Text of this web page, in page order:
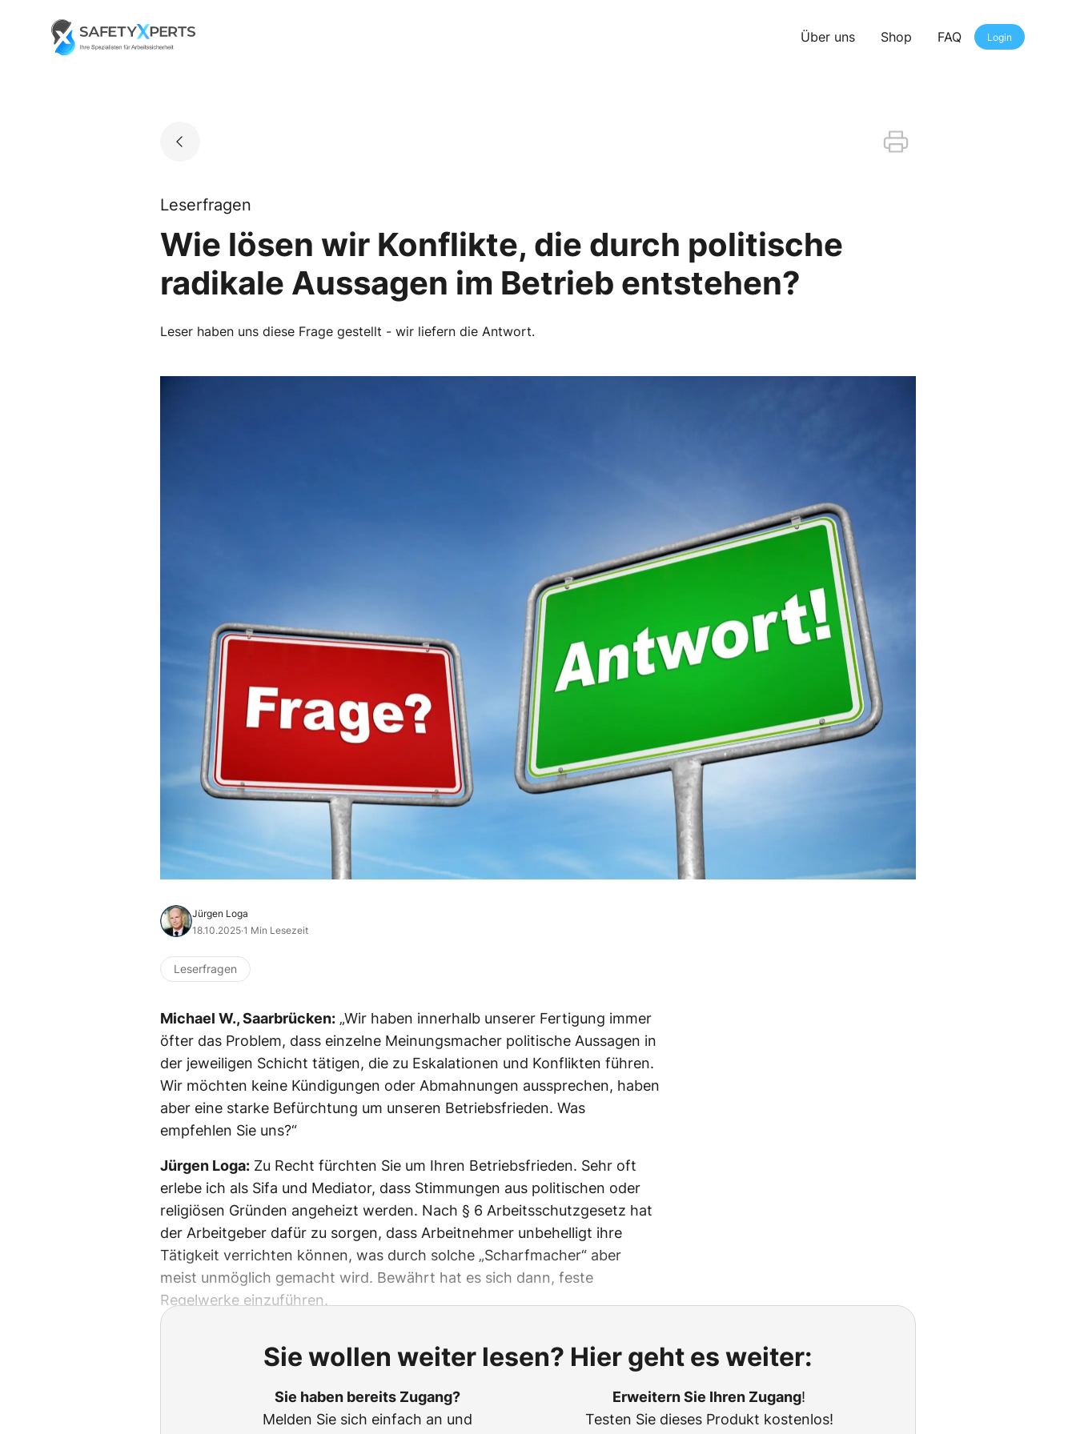
Go to landing page.
Über uns Shop FAQ Login
Leserfragen
Wie lösen wir Konflikte, die durch politische
radikale Aussagen im Betrieb entstehen?
Leser haben uns diese Frage gestellt - wir liefern die Antwort.
Jürgen Loga
18.10.2025·1 Min Lesezeit
Leserfragen
Michael W., Saarbrücken: „Wir haben innerhalb unserer Fertigung immer
öfter das Problem, dass einzelne Meinungsmacher politische Aussagen in
der jeweiligen Schicht tätigen, die zu Eskalationen und Konflikten führen.
Wir möchten keine Kündigungen oder Abmahnungen aussprechen, haben
aber eine starke Befürchtung um unseren Betriebsfrieden. Was
empfehlen Sie uns?“
Jürgen Loga: Zu Recht fürchten Sie um Ihren Betriebsfrieden. Sehr oft
erlebe ich als Sifa und Mediator, dass Stimmungen aus politischen oder
religiösen Gründen angeheizt werden. Nach § 6 Arbeitsschutzgesetz hat
der Arbeitgeber dafür zu sorgen, dass Arbeitnehmer unbehelligt ihre
Tätigkeit verrichten können, was durch solche „Scharfmacher“ aber
meist unmöglich gemacht wird. Bewährt hat es sich dann, feste
Regelwerke einzuführen.
Sie wollen weiter lesen? Hier geht es weiter:
Sie haben bereits Zugang?
Melden Sie sich einfach an und
Erweitern Sie Ihren Zugang!
Testen Sie dieses Produkt kostenlos!